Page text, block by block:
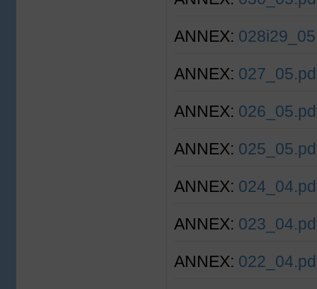
ANNEX:
ANNEX:
ANNEX:
ANNEX:
ANNEX:
ANNEX:
ANNEX: